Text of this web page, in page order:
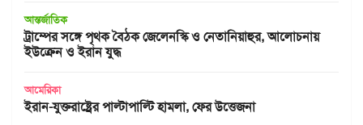
আন্তর্জাতিক
ট্রাম্পের সঙ্গে পৃথক বৈঠক জেলেনস্কি ও নেতানিয়াহুর, আলোচনায়
ইউক্রেন ও ইরান যুদ্ধ
আমেরিকা
ইরান-যুক্তরাষ্ট্রের পাল্টাপাল্টি হামলা, ফের উত্তেজনা